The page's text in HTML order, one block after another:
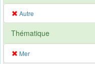
Autre
Thématique
Mer